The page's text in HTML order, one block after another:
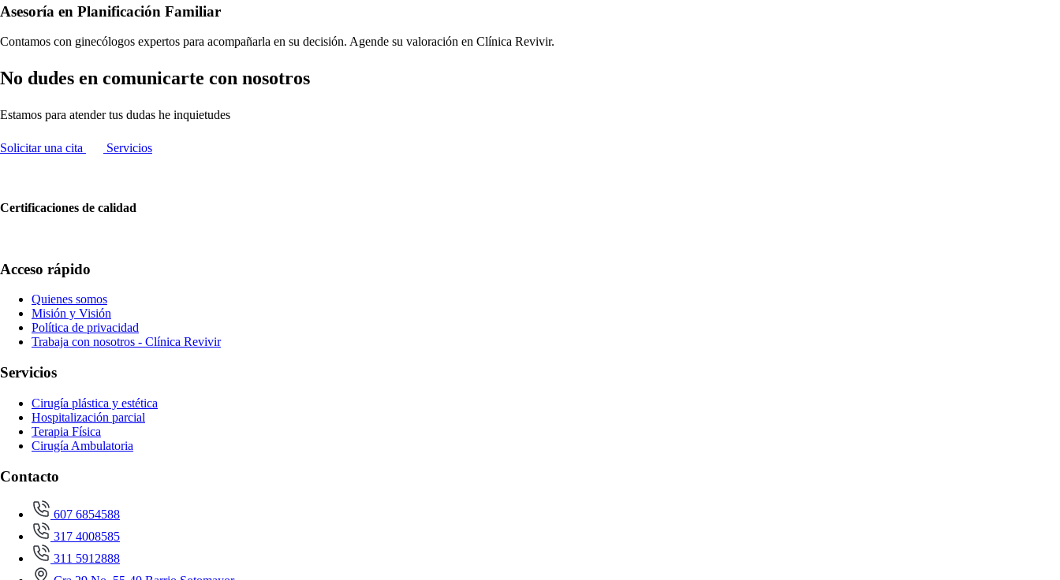
Asesoría en Planificación Familiar
Contamos con ginecólogos expertos para acompañarla en su decisión. Agende su valoración en Clínica Revivir.
No dudes en comunicarte con nosotros
Estamos para atender tus dudas he inquietudes
Solicitar una cita Servicios
Certificaciones de calidad
Acceso rápido
Quienes somos
Misión y Visión
Política de privacidad
Trabaja con nosotros - Clínica Revivir
Servicios
Cirugía plástica y estética
Hospitalización parcial
Terapia Física
Cirugía Ambulatoria
Contacto
607 6854588
317 4008585
311 5912888